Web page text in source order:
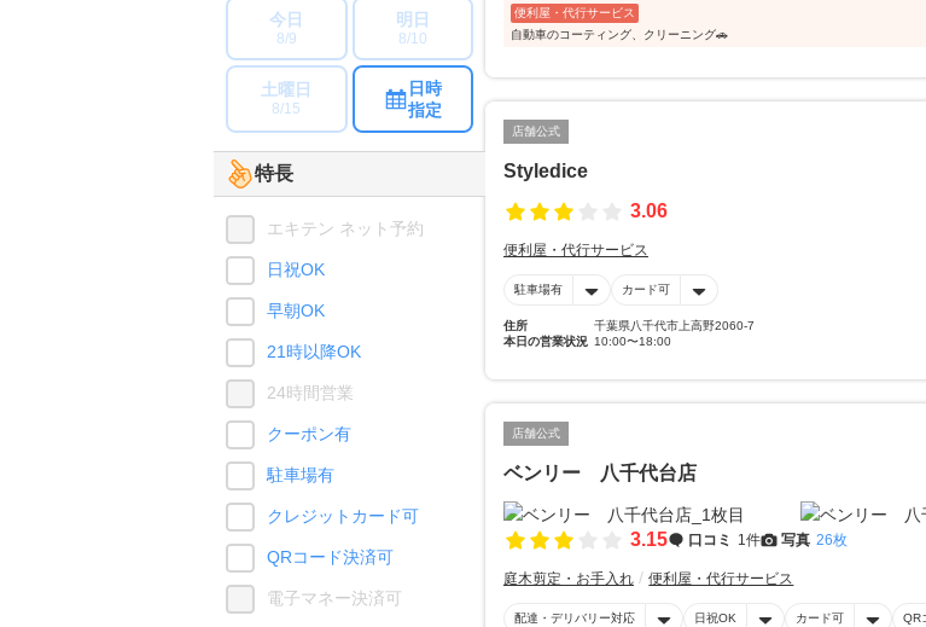
便利屋・代行サービス
自動車のコーティング、クリーニング🚗
店舗公式
Styledice
3.06
便利屋・代行サービス
駐車場有 カード可
住所
千葉県八千代市上高野2060-7
本日の営業状況 10:00〜18:00
店舗公式
ベンリー 八千代台店
3.15 口コミ 1件 写真 26枚
庭木剪定・お手入れ 便利屋・代行サービス
配達・デリバリー対応 日祝OK カード可 QR
今日
8/9
明日
8/10
土曜日
8/15
日時
指定
特長
エキテン ネット予約
日祝OK
早朝OK
21時以降OK
24時間営業
クーポン有
駐車場有
クレジットカード可
QRコード決済可
電子マネー決済可